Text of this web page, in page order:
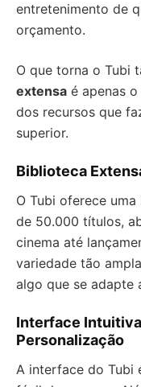
entretenimento de
orçamento.
O que torna o Tubi
extensa é apenas
dos recursos que
superior.
Biblioteca
O Tubi oferece
de 50.000 títulos,
cinema até
variedade tão
algo que se adapte
Interface
Personalização
A interface do Tubi